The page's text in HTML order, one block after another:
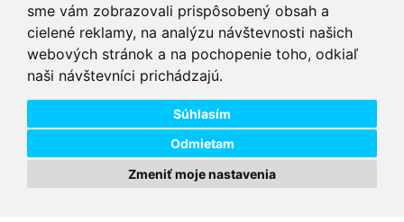
sme vám zobrazovali prispôsobený obsah a
cielené reklamy, na analýzu návštevnosti našich
webových stránok a na pochopenie toho, odkiaľ
naši návštevníci prichádzajú.
Súhlasím
Odmietam
Zmeniť moje nastavenia
VIP servis
na zakúpené
elektrobicykle
Testovacia trať
možnosť vyskúšať si
elektrobicykle
Doprava ZADARMO
pre objednávky nad tovar skladom pri
Copyright © 2026 DD PNEU s.r.o. Všetky práva vyhradené. bb9